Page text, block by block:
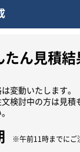
たん見積結
変動いたします。
検討中の方は見積
※午前11時までにご